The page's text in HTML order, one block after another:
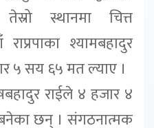
तेस्रो स्थानमा चित्त
श्यामबहादुर
५ सय ६५ मत ल्याए ।
राईले ४ हजार ४
छन् । संगठनात्मक